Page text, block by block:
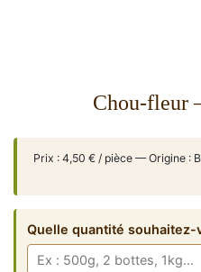
Chou-fleur
Prix : 4,50 € / pièce — Origine :
Quelle quantité souhaitez-